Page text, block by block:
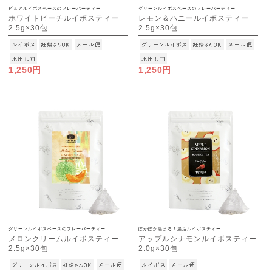
ピュアルイボスベースのフレーバーティー
ホワイトピーチルイボスティー
2.5g×30包
[M便 1/3]
1,250円
グリーンルイボスベースのフレーバーティー
レモン＆ハニールイボスティー
2.5g×30包
[M便 1/3]
1,250円
グリーンルイボスベースのフレーバーティー
メロンクリームルイボスティー
2.5g×30包
[M便 1/3]
ぽかぽか温まる！温活ルイボスティー
アップルシナモンルイボスティー
2.0g×30包
[M便 1/3]